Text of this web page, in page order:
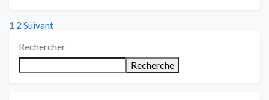
Posts
pagination
1 2 Suivant
Rechercher
Recherche